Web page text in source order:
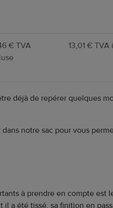
€ TVA
13,01 €
déjà de repérer quelques
dans notre sac pour vous
à prendre en compte
il a été tissé, sa finition en